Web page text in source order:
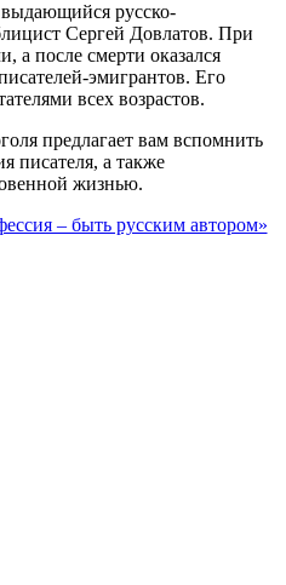
выдающийся русско-
Сергей Довлатов. При
а после смерти оказался
эмигрантов. Его
всех возрастов.
предлагает вам вспомнить
писателя, а также
жизнью.
– быть русским автором»